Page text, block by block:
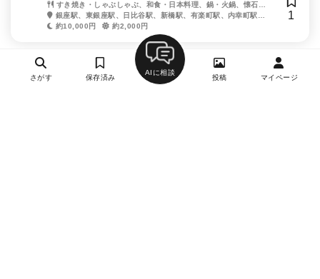
すき焼き・しゃぶしゃぶ、和食・日本料理、鍋・火鍋、懐石・
割烹、日本酒・焼酎
銀座駅、東銀座駅、日比谷駅、新橋駅、有楽町駅、内幸町駅、
銀座一丁目駅、築地市場駅、汐留駅
約10,000円 約2,000円
1
さがす 保存済み
AIに相談
投稿 マイページ